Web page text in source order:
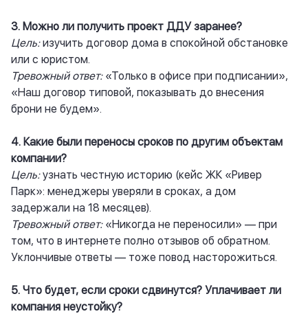
3. Можно ли получить проект ДДУ заранее?
Цель:изучить договор дома в спокойной обстановке
или с юристом.
Тревожный ответ: «Только в офисе при подписании»,
«Наш договор типовой, показывать до внесения
брони не будем».
4. Какие были переносы сроков по другим объектам
компании?
Цель:узнать честную историю (кейс ЖК «Ривер
Парк»: менеджеры уверяли в сроках, а дом
задержали на 18 месяцев).
Тревожный ответ:«Никогда не переносили» — при
том, что в интернете полно отзывов об обратном.
Уклончивые ответы — тоже повод насторожиться.
5. Что будет, если сроки сдвинутся? Уплачивает ли
компания неустойку?